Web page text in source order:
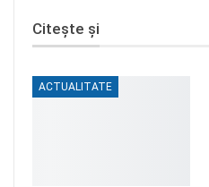
Citește și
ACTUALITATE